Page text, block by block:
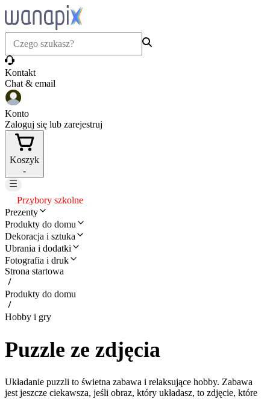
Kontakt
Chat & email
Konto
Zaloguj się lub zarejestruj
Koszyk
-
Przybory szkolne
Prezenty
Produkty do domu
Dekoracja i sztuka
Ubrania i dodatki
Fotografia i druk
Strona startowa
Produkty do domu
Hobby i gry
Puzzle ze zdjęcia
Układanie puzzli to świetna zabawa i relaksujące hobby. Zabawa
jest jeszcze ciekawsza, jeśli obraz, który układasz, to zdjęcie, które